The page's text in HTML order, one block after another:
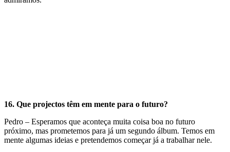
16. Que projectos têm em mente para o futuro?
Pedro – Esperamos que aconteça muita coisa boa no futuro
próximo, mas prometemos para já um segundo álbum. Temos em
mente algumas ideias e pretendemos começar já a trabalhar nele.